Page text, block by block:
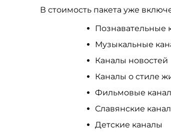
В стоимость пакета уже
Познавательные
Музыкальные
Каналы новостей
Каналы о стиле
Фильмовые
Славянские
Детские каналы